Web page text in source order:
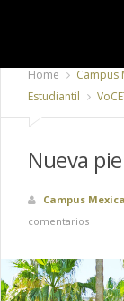
Home Campus
Estudiantil
Nueva
Campus
comentarios